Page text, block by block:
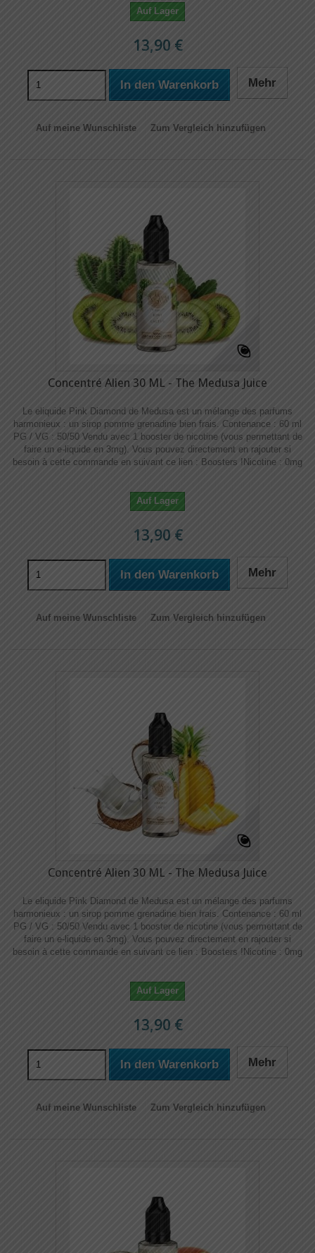
Auf Lager
13,90 €
In den Warenkorb Mehr
Auf meine Wunschliste Zum Vergleich hinzufügen
Concentré Alien 30 ML - The Medusa Juice
Le eliquide Pink Diamond de Medusa est un mélange des parfums
harmonieux : un sirop pomme grenadine bien frais. Contenance : 60 ml
PG / VG : 50/50 Vendu avec 1 booster de nicotine (vous permettant de
faire un e-liquide en 3mg). Vous pouvez directement en rajouter si
besoin à cette commande en suivant ce lien : Boosters !​​ Nicotine : 0mg
Auf Lager
13,90 €
In den Warenkorb Mehr
Auf meine Wunschliste Zum Vergleich hinzufügen
Concentré Alien 30 ML - The Medusa Juice
Le eliquide Pink Diamond de Medusa est un mélange des parfums
harmonieux : un sirop pomme grenadine bien frais. Contenance : 60 ml
PG / VG : 50/50 Vendu avec 1 booster de nicotine (vous permettant de
faire un e-liquide en 3mg). Vous pouvez directement en rajouter si
besoin à cette commande en suivant ce lien : Boosters !​​ Nicotine : 0mg
Auf Lager
13,90 €
In den Warenkorb Mehr
Auf meine Wunschliste Zum Vergleich hinzufügen